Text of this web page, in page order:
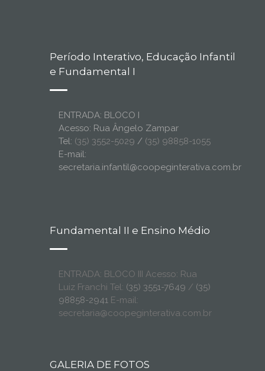
Período Interativo, Educação Infantil
e Fundamental I
ENTRADA: BLOCO I
Acesso: Rua Ângelo Zampar
Tel: (35) 3552-5029 / (35) 98858-1055
E-mail:
secretaria.infantil@coopeginterativa.com.br
Fundamental II e Ensino Médio
ENTRADA: BLOCO III Acesso: Rua
Luiz Franchi Tel: (35) 3551-7649 / (35)
98858-2941 E-mail:
secretaria@coopeginterativa.com.br
GALERIA DE FOTOS